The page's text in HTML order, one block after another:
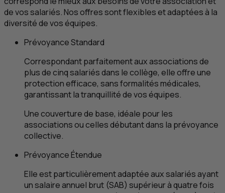
de vos salariés. Nos offres sont flexibles et adaptées à la
diversité de vos équipes.
Prévoyance Standard
Correspondant parfaitement aux associations de
plus de cinq salariés dans le collège, elle offre une
protection efficace, sans formalités médicales,
garantissant la tranquillité de vos équipes.
Une couverture de base, idéale pour les
associations ou celles débutant dans la prévoyance
collective.
Prévoyance Étendue
Elle est particulièrement adaptée aux salariés ayant
un salaire annuel brut (SAB) supérieur à quatre fois